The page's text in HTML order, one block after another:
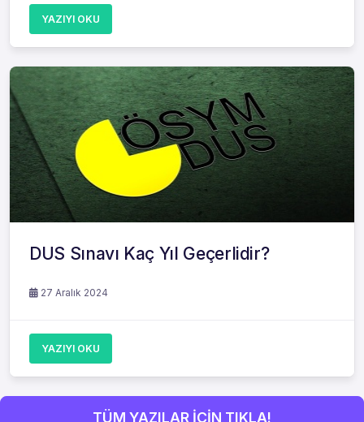
YAZIYI OKU
DUS Sınavı Kaç Yıl Geçerlidir?
27 Aralık 2024
YAZIYI OKU
TÜM YAZILAR İÇİN TIKLA!